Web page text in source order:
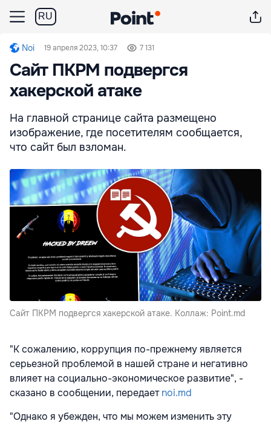
RU
Noi 19 апреля 2023, 10:37 7 131
Сайт ПКРМ подвергся
хакерской атаке
На главной странице сайта размещено
изображение, где посетителям сообщается,
что сайт был взломан.
Сайт ПКРМ подвергся хакерской атаке. Коллаж: Point.md
"К сожалению, коррупция по-прежнему является
серьезной проблемой в нашей стране и негативно
влияет на социально-экономическое развитие", -
сказано в сообщении, передаетnoi.md
"Однако я убежден, что мы можем изменить эту